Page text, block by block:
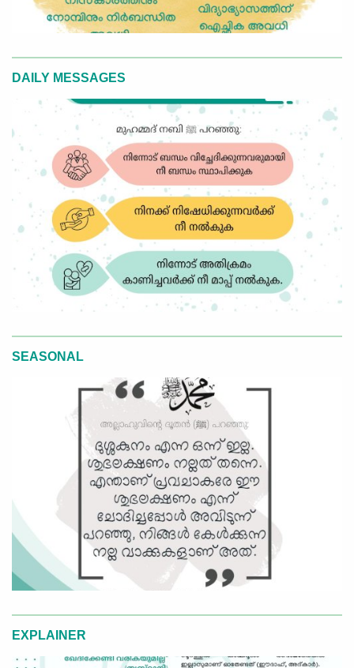
DAILY MESSAGES
SEASONAL
EXPLAINER